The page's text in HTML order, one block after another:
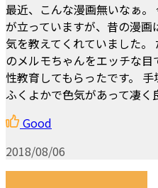
最近、こんな漫画無いなぁ
が立っていますが、昔の漫
気を教えてくれていました
のメルモちゃんをエッチな目
性教育してもらったです。 手
ふくよかで色気があって凄く
Good
2018/08/06